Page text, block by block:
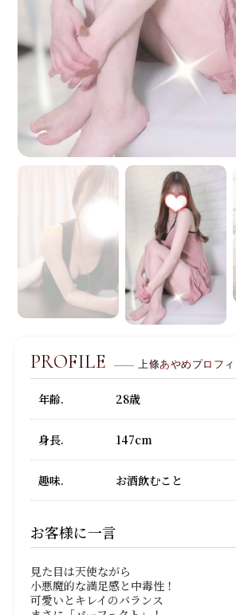
PROFILE 上條あやめプロフ
年齢. 28歳
身長. 147cm
趣味. お酒飲むこと
お客様に一言
見た目は天使ながら
小悪魔的な満足感と中毒性！
可愛いとキレイのバランス